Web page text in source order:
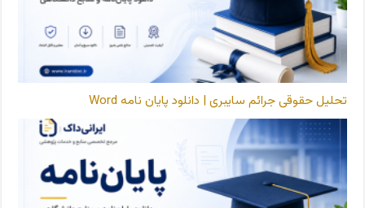
تحلیل حقوقی جرائم سایبری | دانلود پایان نامه Word